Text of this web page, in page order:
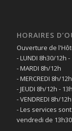
HORAIRES
Ouverture de
- LUNDI 8h30/12h
- MARDI 8h/12h
- MERCREDI 8h/
- JEUDI 8h/12h -
- VENDREDI 8h/12h
- Les services
vendredi de